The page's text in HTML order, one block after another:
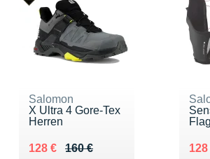
Salomon
X Ultra 4 Gore-Tex
Herren
160 €
Au lieu de 160 €
128 €
Vendu 128 €
Flag
Au
128